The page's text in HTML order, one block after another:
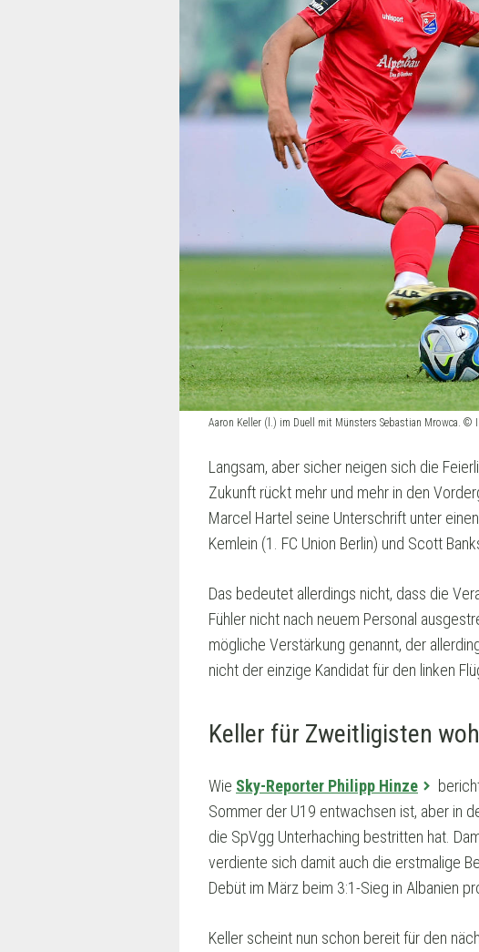
Aaron Keller (l.) im Duell mit Münsters Sebastian Mrowca. ©
Langsam, aber sicher neigen sich die
Zukunft rückt mehr und mehr in den
Marcel Hartel seine Unterschrift unter
Kemlein (1. FC Union Berlin) und Scott
Das bedeutet allerdings nicht, dass die
Fühler nicht nach neuem Personal
mögliche Verstärkung genannt, der
nicht der einzige Kandidat für den linken
Keller für Zweitligisten
Wie Sky-Reporter Philipp Hinze
Sommer der U19 entwachsen ist, aber in
die SpVgg Unterhaching bestritten hat.
verdiente sich damit auch die erstmalige
Debüt im März beim 3:1-Sieg in Albanien
Keller scheint nun schon bereit für den